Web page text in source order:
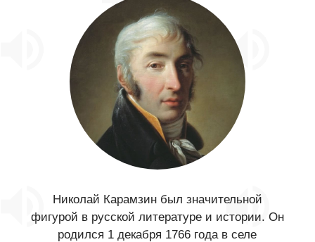
Николай Карамзин был значительной
фигурой в русской литературе и истории. Он
родился 1 декабря 1766 года в селе